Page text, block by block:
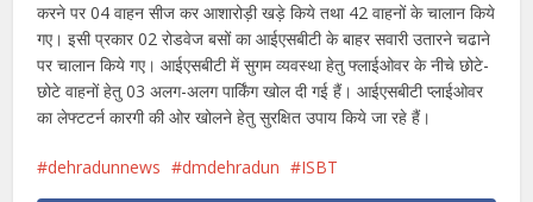
करने पर 04 वाहन सीज कर आशारोड़ी खड़े किये तथा 42 वाहनों के चालान किये
गए। इसी प्रकार 02 रोडवेज बसों का आईएसबीटी के बाहर सवारी उतारने चढाने
पर चालान किये गए। आईएसबीटी में सुगम व्यवस्था हेतु फ्लाईओवर के नीचे छोटे-
छोटे वाहनों हेतु 03 अलग-अलग पार्किंग खोल दी गई हैं। आईएसबीटी प्लाईओवर
का लेफ्टटर्न कारगी की ओर खोलने हेतु सुरक्षित उपाय किये जा रहे हैं।
dehradunnews dmdehradun ISBT